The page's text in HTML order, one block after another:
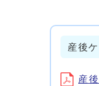
産後
産